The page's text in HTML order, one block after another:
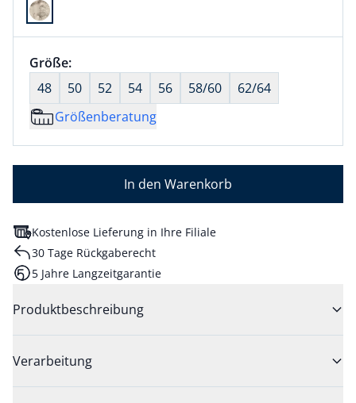
Farbe Natur ausgewählt
Größenauswahl:
Größe:nichts ausgewählt
48
50 52 54 56 58/60
62/64
Größenberatung
In den Warenkorb
Kostenlose Lieferung in Ihre Filiale
30 Tage Rückgaberecht
5 Jahre Langzeitgarantie
Produktbeschreibung
Verarbeitung